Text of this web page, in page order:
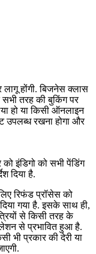
होंगी. बिजनेस क्लास
तरह की बुकिंग पर
हो या किसी ऑनलाइन
उपलब्ध रखना होगा और
इंडिगो को सभी पेंडिंग
दिया है.
रिफंड प्रॉसेस को
गया है. इसके साथ ही,
से किसी तरह के
से प्रभावित हुआ है.
भी प्रकार की देरी या